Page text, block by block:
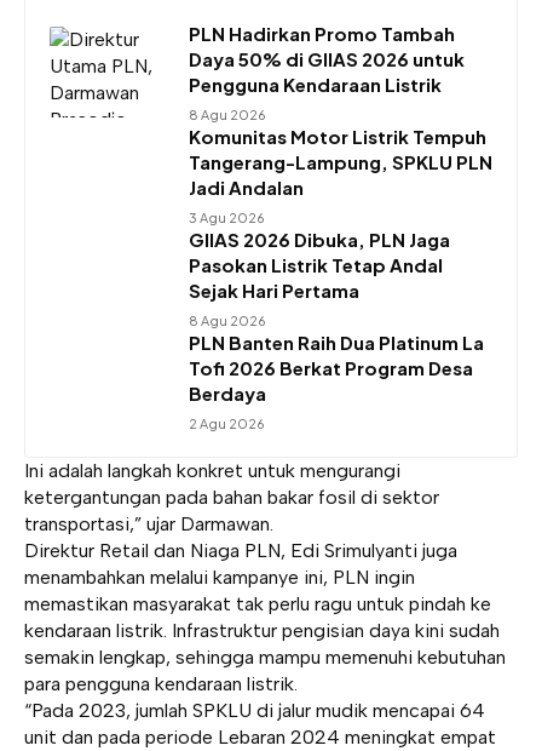
PLN Hadirkan Promo Tambah
Daya 50% di GIIAS 2026 untuk
Pengguna Kendaraan Listrik
8 Agu 2026
Komunitas Motor Listrik Tempuh
Tangerang-Lampung, SPKLU PLN
Jadi Andalan
3 Agu 2026
GIIAS 2026 Dibuka, PLN Jaga
Pasokan Listrik Tetap Andal
Sejak Hari Pertama
8 Agu 2026
PLN Banten Raih Dua Platinum La
Tofi 2026 Berkat Program Desa
Berdaya
2 Agu 2026
Ini adalah langkah konkret untuk mengurangi
ketergantungan pada bahan bakar fosil di sektor
transportasi,” ujar Darmawan.
Direktur Retail dan Niaga PLN, Edi Srimulyanti juga
menambahkan melalui kampanye ini, PLN ingin
memastikan masyarakat tak perlu ragu untuk pindah ke
kendaraan listrik. Infrastruktur pengisian daya kini sudah
semakin lengkap, sehingga mampu memenuhi kebutuhan
para pengguna kendaraan listrik.
“Pada 2023, jumlah SPKLU di jalur mudik mencapai 64
unit dan pada periode Lebaran 2024 meningkat empat